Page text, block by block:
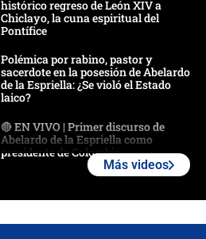
histórico regreso de León XIV a
Chiclayo, la cuna espiritual del
Pontífice
Polémica por rabino, pastor y
sacerdote en la posesión de Abelardo
de la Espriella: ¿Se violó el Estado
laico?
🔴 EN VIVO | Primer discurso de
Abelardo de la Espriella como
presidente de Colombia
Más videos